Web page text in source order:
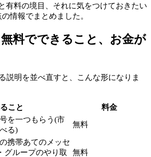
有料の境目、それに気をつけておきたい
情報でまとめました。
料でできること、お金が
説明を並べ直すと、こんな形になりま
こと
料金
を一つもらう(市
る)
無料
携帯あてのメッセ
グループのやり取
無料